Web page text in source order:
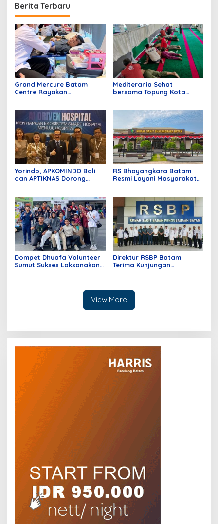
Berita Terbaru
Grand Mercure Batam
Centre Rayakan
Kumpulkan 40 Kantong
Darah
Mediterania Sehat
bersama Topung Kota
Yorindo, APKOMINDO Bali
dan APTIKNAS Dorong
Regulasi; Infrastruktur dan
AI yang Aman
RS Bhayangkara Batam
Resmi Layani Masyarakat
Dompet Dhuafa Volunteer
Sumut Sukses Laksanakan
Direktur RSBP Batam
Terima Kunjungan
View More